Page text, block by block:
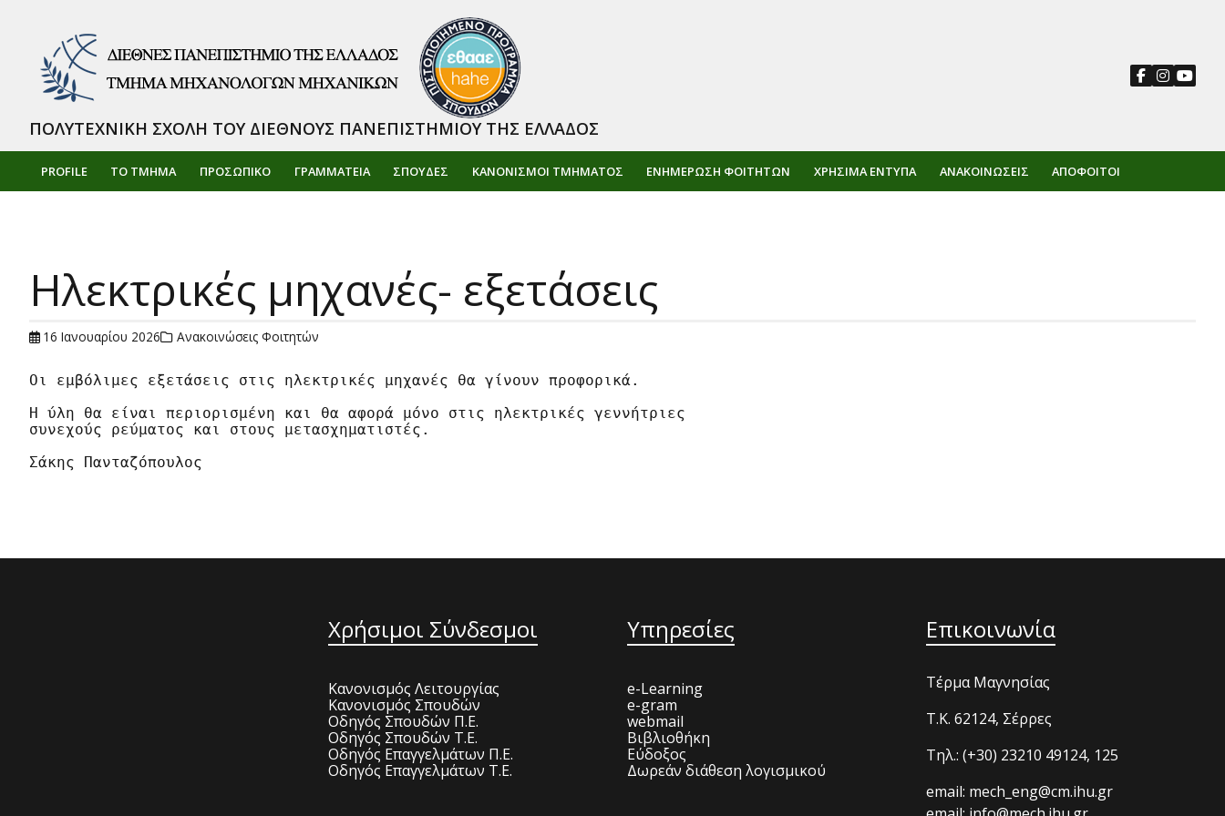
PROFILE ΤΟ ΤΜΗΜΑ ΠΡΟΣΩΠΙΚΌ ΓΡΑΜΜΑΤΕΙΑ ΣΠΟΥΔΕΣ ΚΑΝΟΝΙΣΜΟΙ ΤΜΗΜΑΤΟΣ ΕΝΗΜΈΡΩΣΗ ΦΟΙΤΗΤΏΝ ΧΡΉΣΙΜΑ ΈΝΤΥΠΑ ΑΝΑΚΟΙΝΏΣΕΙΣ ΑΠΌΦΟΙΤΟΙ
ΠΟΛΥΤΕΧΝΙΚΗ ΣΧΟΛΗ ΤΟΥ ΔΙΕΘΝΟΥΣ ΠΑΝΕΠΙΣΤΗΜΙΟΥ ΤΗΣ ΕΛΛΑΔΟΣ
Ηλεκτρικές μηχανές- εξετάσεις
16 Ιανουαρίου 2026 Ανακοινώσεις Φοιτητών
Οι εμβόλιμες εξετάσεις στις ηλεκτρικές μηχανές θα γίνουν προφορικά.
Η ύλη θα είναι περιορισμένη και θα αφορά μόνο στις ηλεκτρικές γεννήτριες
συνεχούς ρεύματος και στους μετασχηματιστές.
Σάκης Πανταζόπουλος
Χρήσιμοι Σύνδεσμοι
Κανονισμός Λειτουργίας
Κανονισμός Σπουδών
Οδηγός Σπουδών Π.Ε.
Οδηγός Σπουδών Τ.Ε.
Οδηγός Επαγγελμάτων Π.Ε.
Οδηγός Επαγγελμάτων Τ.Ε.
Υπηρεσίες
e-Learning
e-gram
webmail
Βιβλιοθήκη
Εύδοξος
Δωρεάν διάθεση λογισμικού
Επικοινωνία
Τέρμα Μαγνησίας
T.K. 62124, Σέρρες
Τηλ.: (+30) 23210 49124, 125
email: mech_eng@cm.ihu.gr